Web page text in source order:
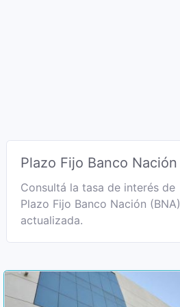
Plazo Fijo Banco Nación
Consultá la tasa de interés de
Plazo Fijo Banco Nación (BNA)
actualizada.